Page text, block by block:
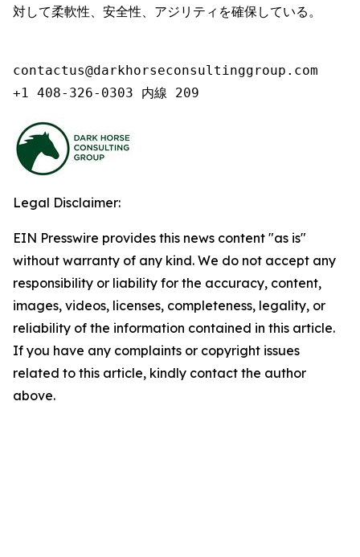
対して柔軟性、安全性、アジリティを確保している。
contactus@darkhorseconsultinggroup.com
+1 408-326-0303 内線 209
Legal Disclaimer:
EIN Presswire provides this news content "as is"
without warranty of any kind. We do not accept any
responsibility or liability for the accuracy, content,
images, videos, licenses, completeness, legality, or
reliability of the information contained in this article.
If you have any complaints or copyright issues
related to this article, kindly contact the author
above.